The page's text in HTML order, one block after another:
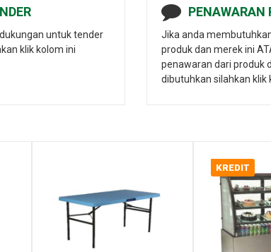
untuk tender
klik kolom ini
PENAWARAN
Jika anda
produk dan merek ini
penawaran dari produk
dibutuhkan silahkan klik
KREDIT